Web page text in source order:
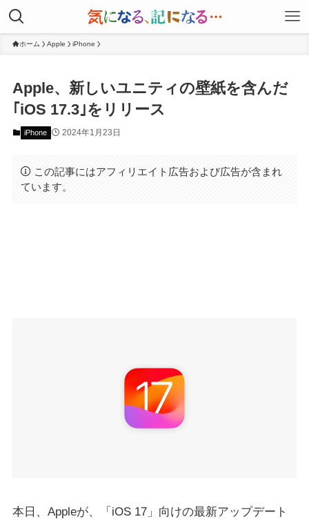
ホーム Apple iPhone
Apple、新しいユニティの壁紙を含んだ
｢iOS 17.3｣をリリース
iPhone 2024年1月23日
この記事にはアフィリエイト広告および広告が含まれ
ています。
本日、Appleが、「iOS 17」向けの最新アップデート